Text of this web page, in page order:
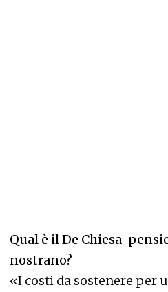
Qual è il De Chiesa-
nostrano?
«I costi da sostenere per